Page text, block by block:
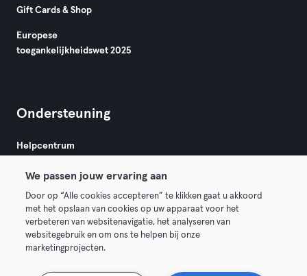
Gift Cards & Shop
Europese
toegankelijkheidswet 2025
Ondersteuning
Helpcentrum
Algemene Voorwaarden
Membership opzeggen Trek hier je contract terug
We passen jouw ervaring aan
Door op “Alle cookies accepteren” te klikken gaat u akkoord
met het opslaan van cookies op uw apparaat voor het
verbeteren van websitenavigatie, het analyseren van
websitegebruik en om ons te helpen bij onze
marketingprojecten.